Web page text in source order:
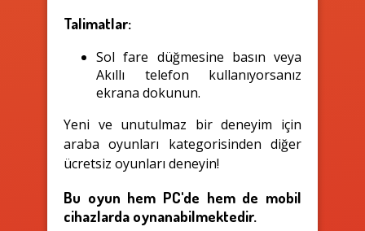
Talimatlar:
Sol fare düğmesine basın veya
Akıllı telefon kullanıyorsanız
ekrana dokunun.
Yeni ve unutulmaz bir deneyim için
araba oyunları kategorisinden diğer
ücretsiz oyunları deneyin!
Bu oyun hem PC'de hem de mobil
cihazlarda oynanabilmektedir.